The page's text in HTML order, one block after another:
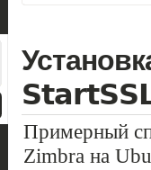
Примерный
Zimbra на